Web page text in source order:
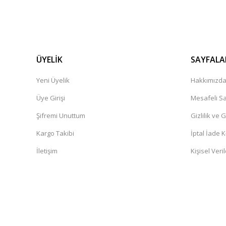
ÜYELİK
Yeni Üyelik
Üye Girişi
Şifremi Unuttum
Kargo Takibi
İletişim
Hakkımızda
Mesafeli
Gizlilik ve
İptal İade
Kişisel